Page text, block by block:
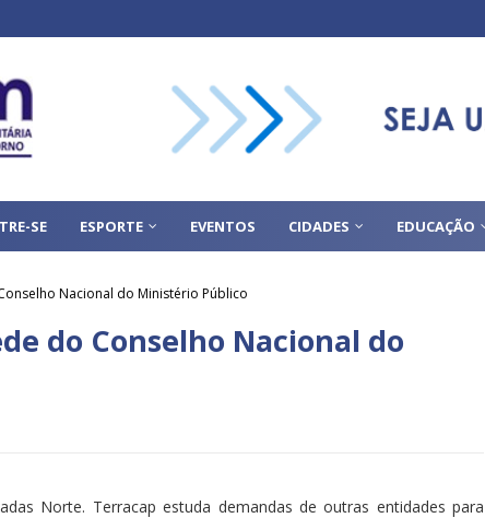
SE ESPORTE EVENTOS CIDADES EDUCAÇÃO
Nacional do Ministério Público
do Conselho Nacional do
Norte. Terracap estuda demandas de outras entidades para